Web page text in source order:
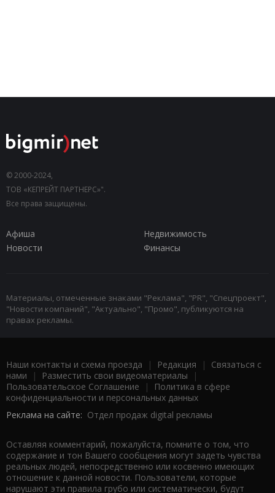
© 2000-2024,
ТОВ «КЕПРЕЙТ ПАРТНЕРС»".
Все права защищены.
Афиша
Недвижимость
Новости
Финансы
Материалы, отмеченные знаками "Реклама", "PR", "Спецпроект",
"Новости компаний", "Актуально", "Промо", публикуются на
правах рекламы.
Наши контакты и схема проезда | Редакция | Связаться с
нами | Разместить свои видеоматериалы |
Пользовательское Соглашение |
Политика в сфере
конфиденциальности и персональных данных
Реклама на сайте: Отдел продаж digital рекламы
Оставляя комментарий, пожалуйста, помните о том, что
содержание и тон Вашего сообщения могут задеть чувства
реальных людей, непосредственно или косвенно имеющих
отношение к данной новости. Пользователи, которые
нарушают эти правила грубо или систематически, будут